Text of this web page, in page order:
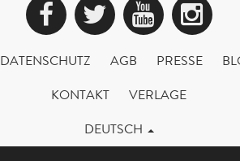
Facebook
Twitter
DATENSCHUTZ AGB PRESSE
KONTAKT
VERLAGE
DEUTSCH